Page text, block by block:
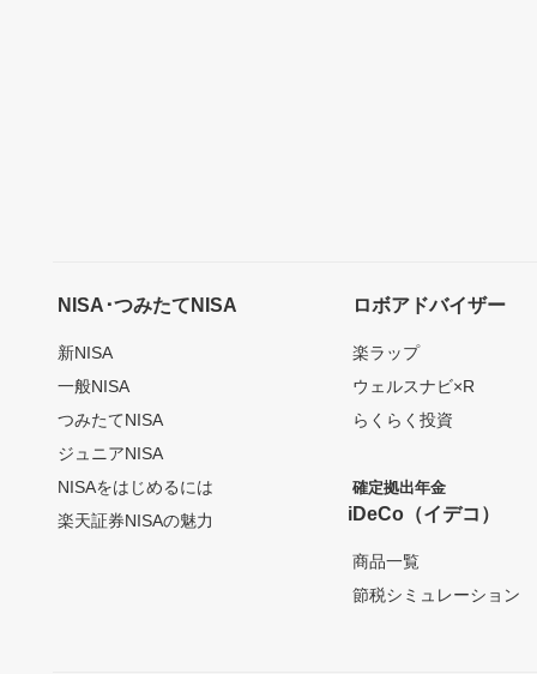
NISA･つみたてNISA
新NISA
一般NISA
つみたてNISA
ジュニアNISA
NISAをはじめるには
楽天証券NISAの魅力
ロボアドバイザー
楽ラップ
ウェルスナビ×R
らくらく投資
確定拠出年金
iDeCo（イデコ）
商品一覧
節税シミュレーション